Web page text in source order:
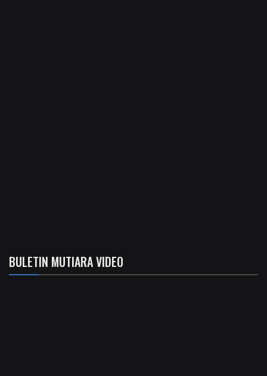
BULETIN MUTIARA VIDEO